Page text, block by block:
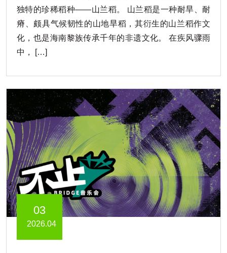
独特的珍稀稻种——山兰稻。 山兰稻是一种耐旱、耐
瘠、颇具气候韧性的山地旱稻，其衍生的山兰稻作文
化，也是海南黎族传承千年的非遗文化。 在疾风骤雨
中， […]
03
2026.04